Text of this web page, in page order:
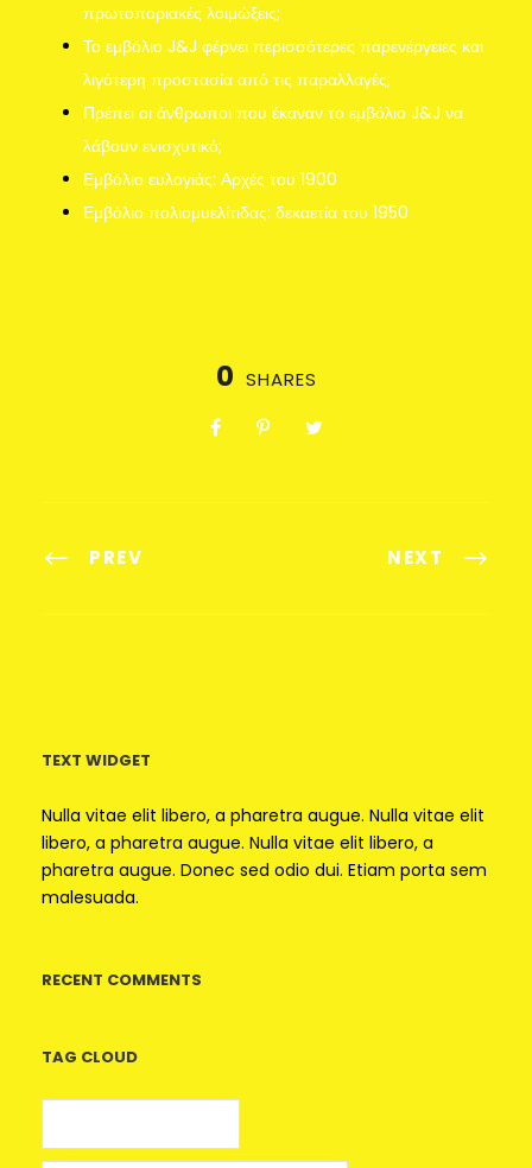
πρωτοποριακές λοιμώξεις;
Το εμβόλιο J&J φέρνει περισσότερες παρενέργειες και
λιγότερη προστασία από τις παραλλαγές;
Πρέπει οι άνθρωποι που έκαναν το εμβόλιο J&J να
λάβουν ενισχυτικό;
Εμβόλιο ευλογιάς: Αρχές του 1900
Εμβόλιο πολιομυελίτιδας: δεκαετία του 1950
0 SHARES
PREV NEXT
TEXT WIDGET
Nulla vitae elit libero, a pharetra augue. Nulla vitae elit
libero, a pharetra augue. Nulla vitae elit libero, a
pharetra augue. Donec sed odio dui. Etiam porta sem
malesuada.
RECENT COMMENTS
TAG CLOUD